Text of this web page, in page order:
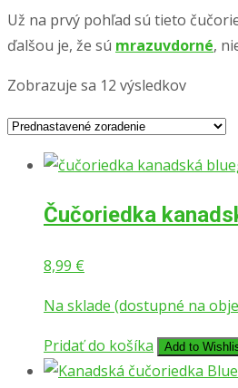
Už na prvý pohľad sú tieto
ďalšou je, že sú mrazuvdorné,
Zobrazuje sa 12 výsledkov
Čučoriedka
8,99 €
Na sklade (dostupné na
Pridať do košíka
Add to